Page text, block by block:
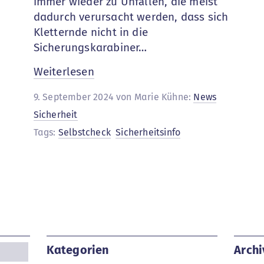
dadurch verursacht werden, dass sich
Kletternde nicht in die
Sicherungskarabiner…
Weiterlesen:
Autobelay
9. September 2024 von Marie Kühne: News
Sicherheit
Tags: Selbstcheck Sicherheitsinfo
Kategorien